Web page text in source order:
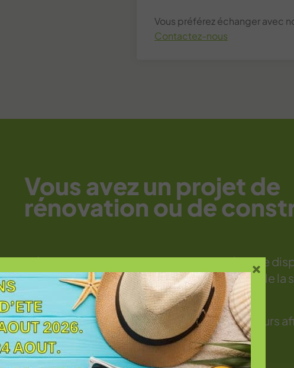
Vous préférez échanger avec
Contactez-nous
Vous avez un projet de
rénovation ou de
L’équipe Capitoul Ouvertures se tient à votre
échanger sur votre projet et trouver ensemble la
adaptée à votre besoin.
N’hésitez pas à aussi utiliser nos configurateurs
une idée précise de votre projet.
×